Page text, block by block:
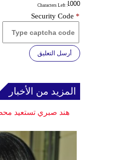
: Characters Left
Security Code *
أرسل التعليق
المزيد من الأخبار
هند صبري تستعيد